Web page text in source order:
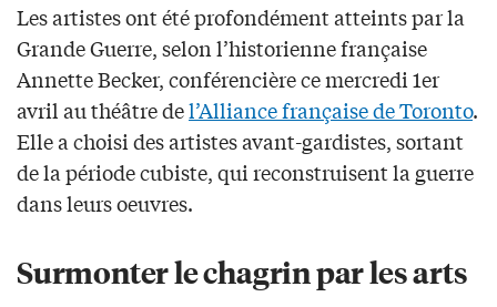
Les artistes ont été profondément atteints par la
Grande Guerre, selon l’historienne française
Annette Becker, conférencière ce mercredi 1er
avril au théâtre del’Alliance française de Toronto.
Elle a choisi des artistes avant-gardistes, sortant
de la période cubiste, qui reconstruisent la guerre
dans leurs oeuvres.
Surmonter le chagrin par les arts